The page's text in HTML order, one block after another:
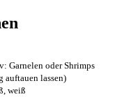
Garnelen oder Shrimps
auftauen lassen)
weiß